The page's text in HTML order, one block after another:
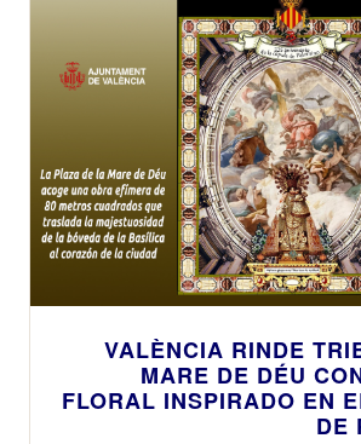
VALÈNCIA RINDE
MARE DE DÉU
FLORAL INSPIRADO EN
DE